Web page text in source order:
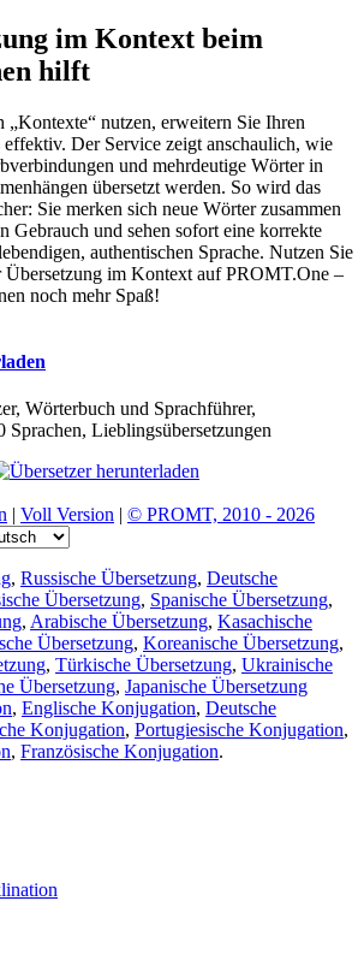
im Kontext beim
hilft
„Kontexte“ nutzen, erweitern Sie Ihren
effektiv. Der Service zeigt anschaulich, wie
und mehrdeutige Wörter in
übersetzt werden. So wird das
Sie merken sich neue Wörter zusammen
Gebrauch und sehen sofort eine korrekte
authentischen Sprache. Nutzen Sie
im Kontext auf PROMT.One –
noch mehr Spaß!
Wörterbuch und Sprachführer,
Sprachen, Lieblingsübersetzungen
| Voll Version | © PROMT, 2010 - 2026
, Russische Übersetzung, Deutsche
Übersetzung, Spanische Übersetzung,
, Arabische Übersetzung, Kasachische
Übersetzung, Koreanische Übersetzung,
, Türkische Übersetzung, Ukrainische
Übersetzung, Japanische Übersetzung
, Englische Konjugation, Deutsche
Konjugation, Portugiesische Konjugation,
, Französische Konjugation.